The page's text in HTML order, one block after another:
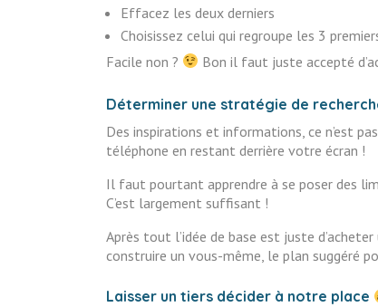
Effacez les deux derniers
Choisissez celui qui regroupe les 3
Facile non ?
Bon il faut juste accepté
Déterminer une stratégie de
Des inspirations et informations, ce n’est
téléphone en restant derrière votre écran !
Il faut pourtant apprendre à se poser des
C’est largement suffisant !
Après tout l’idée de base est juste
construire un vous-même, le plan suggéré
Laisser un tiers décider à notre place